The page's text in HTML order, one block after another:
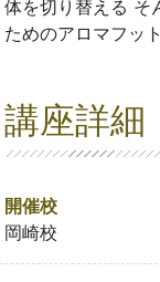
体を切り替える そ
ためのアロマフッ
講座詳細
開催校
岡崎校